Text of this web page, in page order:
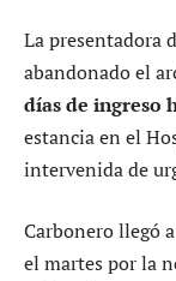
La presentadora
abandonado el
días de ingreso
estancia en el
intervenida de
Carbonero llegó
el martes por la